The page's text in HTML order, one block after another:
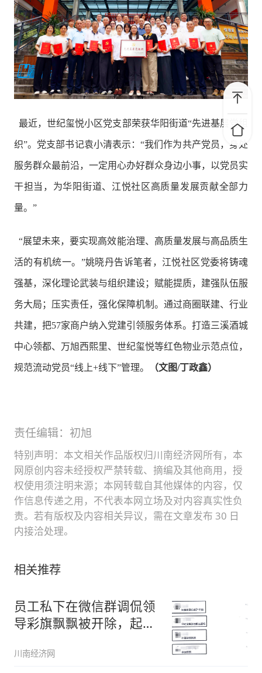
最近，世纪玺悦小区党支部荣获华阳街道“先进基层党组
织”。党支部书记袁小清表示：“我们作为共产党员，身处
服务群众最前沿，一定用心办好群众身边小事，以党员实
干担当，为华阳街道、江悦社区高质量发展贡献全部力
量。”
“展望未来，要实现高效能治理、高质量发展与高品质生
活的有机统一。”姚晓丹告诉笔者，江悦社区党委将铸魂
强基，深化理论武装与组织建设；赋能提质，建强队伍服
务大局；压实责任，强化保障机制。通过商圈联建、行业
共建，把57家商户纳入党建引领服务体系。打造三溪酒城
中心领都、万旭西熙里、世纪玺悦等红色物业示范点位，
规范流动党员“线上+线下”管理。 （文图/丁政鑫）
责任编辑：初旭
特别声明：本文相关作品版权归川南经济网所有，本
网原创内容未经授权严禁转载、摘编及其他商用，授
权使用须注明来源；本网转载自其他媒体的内容，仅
作信息传递之用，不代表本网立场及对内容真实性负
责。若有版权及内容相关异议，需在文章发布 30 日
内接洽处理。
相关推荐
员工私下在微信群调侃领
导彩旗飘飘被开除，起诉
川南经济网